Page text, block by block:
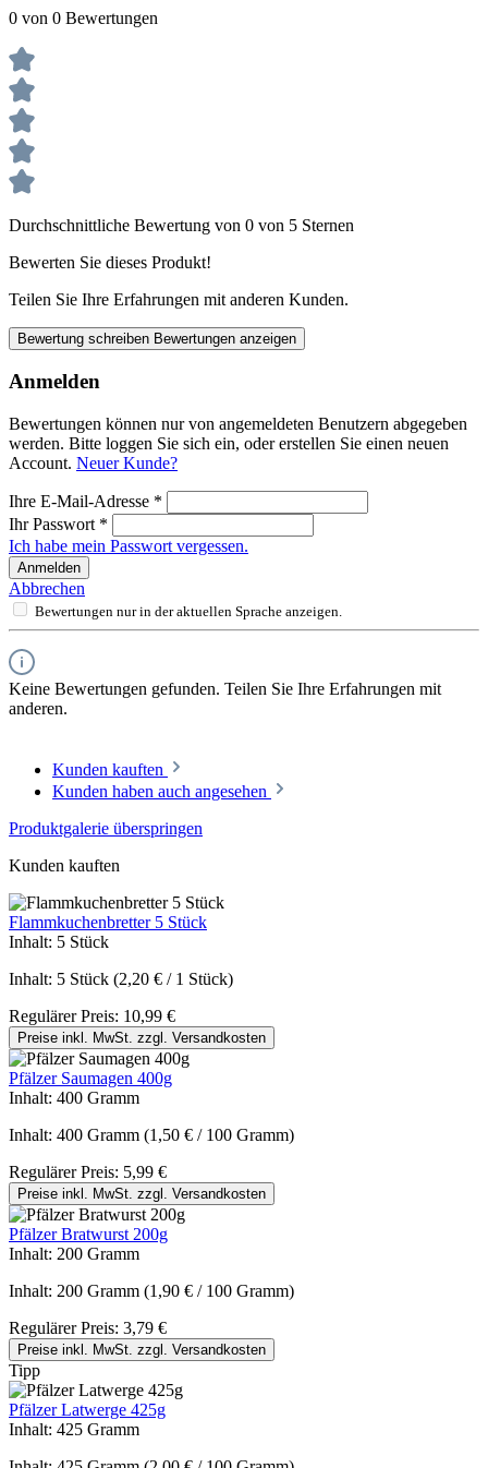
0 von 0 Bewertungen
Durchschnittliche Bewertung von 0 von 5 Sternen
Bewerten Sie dieses Produkt!
Teilen Sie Ihre Erfahrungen mit anderen Kunden.
Bewertung schreiben Bewertungen anzeigen
Anmelden
Bewertungen können nur von angemeldeten Benutzern abgegeben
werden. Bitte loggen Sie sich ein, oder erstellen Sie einen neuen
Account. Neuer Kunde?
Ihre E-Mail-Adresse *
Ihr Passwort *
Ich habe mein Passwort vergessen.
Anmelden
Abbrechen
Bewertungen nur in der aktuellen Sprache anzeigen.
Keine Bewertungen gefunden. Teilen Sie Ihre Erfahrungen mit
anderen.
Kunden kauften
Kunden haben auch angesehen
Produktgalerie überspringen
Kunden kauften
Flammkuchenbretter 5 Stück
Inhalt: 5 Stück
Inhalt: 5 Stück (2,20 € / 1 Stück)
Regulärer Preis: 10,99 €
Preise inkl. MwSt. zzgl. Versandkosten
Pfälzer Saumagen 400g
Inhalt: 400 Gramm
Inhalt: 400 Gramm (1,50 € / 100 Gramm)
Regulärer Preis: 5,99 €
Preise inkl. MwSt. zzgl. Versandkosten
Pfälzer Bratwurst 200g
Inhalt: 200 Gramm
Inhalt: 200 Gramm (1,90 € / 100 Gramm)
Regulärer Preis: 3,79 €
Preise inkl. MwSt. zzgl. Versandkosten
Tipp
Pfälzer Latwerge 425g
Inhalt: 425 Gramm